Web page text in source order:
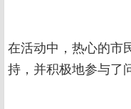
在活动中，热心的市
持，并积极地参与了